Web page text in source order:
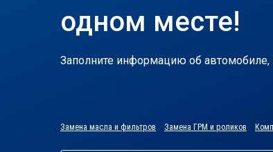
одном месте!
Заполните информацию об автомобиле,
Замена масла и фильтров Замена ГРМ и роликов